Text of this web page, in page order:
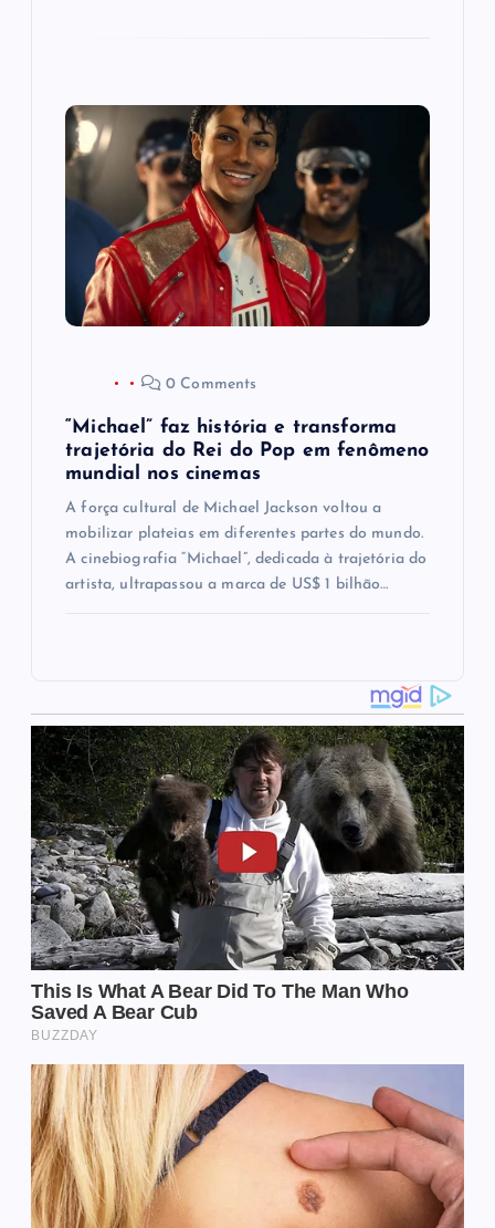
0 Comments
“Michael” faz história e transforma
trajetória do Rei do Pop em fenômeno
mundial nos cinemas
A força cultural de Michael Jackson voltou a
mobilizar plateias em diferentes partes do mundo.
A cinebiografia “Michael”, dedicada à trajetória do
artista, ultrapassou a marca de US$ 1 bilhão…